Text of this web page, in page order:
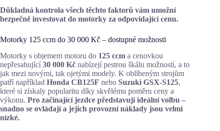
Důkladná kontrola všech těchto faktorů vám umožní
bezpečně investovat do motorky za odpovídající cenu.
Motorky 125 ccm do 30 000 Kč – dostupné možnosti
Motorky s objemem motoru do 125 ccm a cenovkou
nepřesahující 30 000 Kč nabízejí pestrou škálu možností, a to
jak mezi novými, tak ojetými modely. K oblíbeným strojům
patří například Honda CB125F nebo Suzuki GSX-S125,
které si získaly popularitu díky skvělému poměru ceny a
výkonu. Pro začínající jezdce představují ideální volbu –
snadno se ovládají a jejich provozní náklady jsou velmi
nízké.